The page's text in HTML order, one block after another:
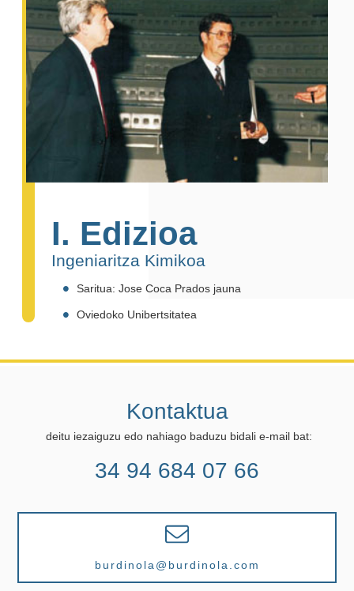
I. Edizioa
Ingeniaritza Kimikoa
Saritua: Jose Coca Prados jauna
Oviedoko Unibertsitatea
Kontaktua
deitu iezaiguzu edo nahiago baduzu bidali e-mail bat:
34 94 684 07 66
burdinola@burdinola.com